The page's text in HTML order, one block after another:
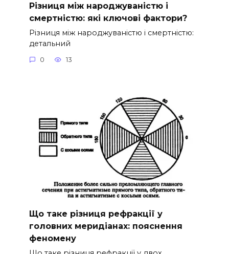
Різниця між народжуваністю і
смертністю: які ключові фактори?
Різниця між народжуваністю і смертністю:
детальний
0 13
Що таке різниця рефракції у
головних меридіанах: пояснення
феномену